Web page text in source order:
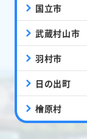
国立市
武蔵村山市
羽村市
日の出町
檜原村